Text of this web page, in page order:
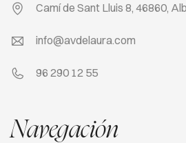
Camí de Sant Lluis 8, 46860,
info@avdelaura.com
96 290 12 55
Navegación